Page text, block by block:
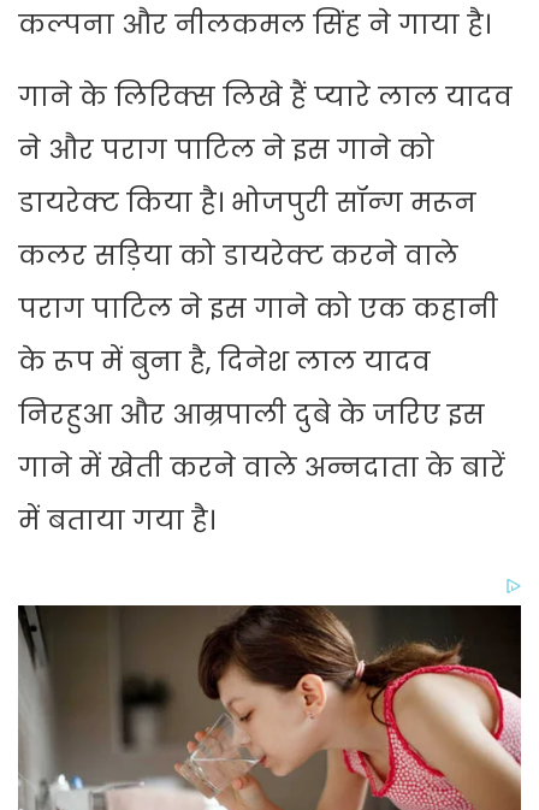
कल्पना और नीलकमल सिंह ने गाया है।
गाने के लिरिक्स लिखे हैं प्यारे लाल यादव
ने और पराग पाटिल ने इस गाने को
डायरेक्ट किया है। भोजपुरी सॉन्ग मरून
कलर सड़िया को डायरेक्ट करने वाले
पराग पाटिल ने इस गाने को एक कहानी
के रूप में बुना है, दिनेश लाल यादव
निरहुआ और आम्रपाली दुबे के जरिए इस
गाने में खेती करने वाले अन्नदाता के बारें
में बताया गया है।